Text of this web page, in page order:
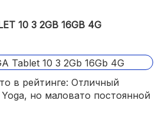
10 3 2GB 16GB 4G
в рейтинге: Отличный
но маловато постоянной